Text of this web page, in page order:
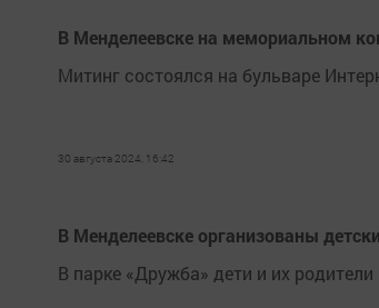
В Менделеевске на мемориальном
Митинг состоялся на бульваре
30 августа 2024, 16:42
В Менделеевске организованы
В парке «Дружба» дети и их